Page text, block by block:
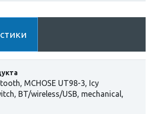
MCHOSE UT98-3, Icy
BT/wireless/USB, mechanical,